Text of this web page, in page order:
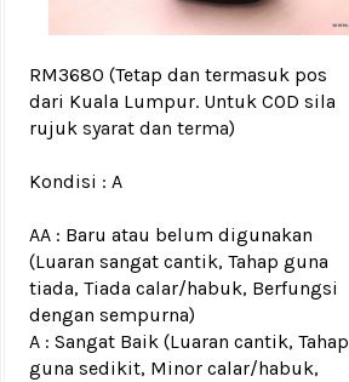
RM3680 (Tetap dan termasuk pos
dari Kuala Lumpur. Untuk COD sila
rujuk syarat dan terma)
Kondisi : A
AA : Baru atau belum digunakan
(Luaran sangat cantik, Tahap guna
tiada, Tiada calar/habuk, Berfungsi
dengan sempurna)
A : Sangat Baik (Luaran cantik, Tahap
guna sedikit, Minor calar/habuk,